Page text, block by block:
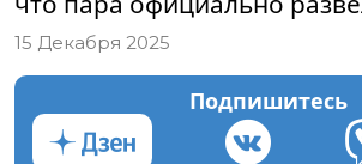
15 Декабря 2025
Подпишитесь